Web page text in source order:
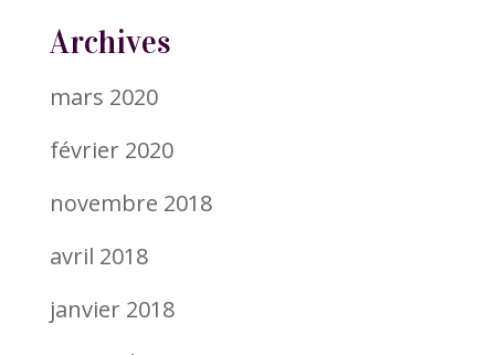
Archives
mars 2020
février 2020
novembre 2018
avril 2018
janvier 2018